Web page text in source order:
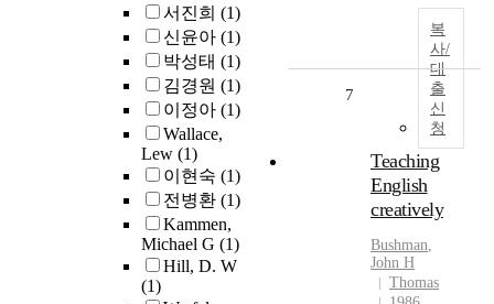
서진희 (1)
신윤아 (1)
박성태 (1)
김경원 (1)
이정아 (1)
Wallace,
Lew (1)
이현숙 (1)
전병환 (1)
Kammen,
Michael G (1)
Hill, D. W
(1)
복
사/
대
출
신
청
7
Teaching
English
creatively
Bushman,
John H
Thomas